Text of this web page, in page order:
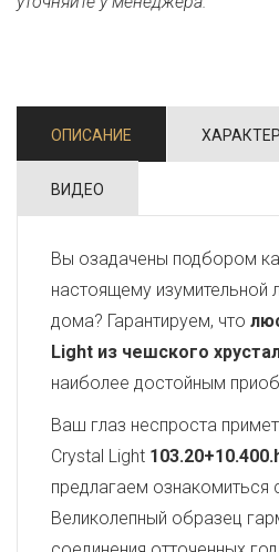
ОПИСАНИЕ
ВИДЕО
Вы озадачены подбором
настоящему изумительной
дома? Гарантируем, что
Light из чешского
наиболее достойным
Ваш глаз неспроста
Crystal Light
предлагаем ознакомиться
Великолепный образец